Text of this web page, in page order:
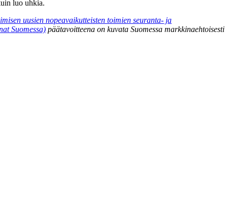
luo uhkia.
uusien nopeavaikutteisten toimien seuranta- ja
Suomessa) päätavoitteena on kuvata Suomessa markkinaehtoisesti